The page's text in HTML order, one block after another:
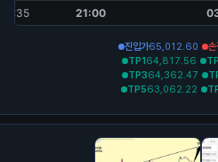
20.88% (100x)
🏆️
TP
진입가65,012.60 손
TP164,817.56
TP364,362.47
TP563,062.22